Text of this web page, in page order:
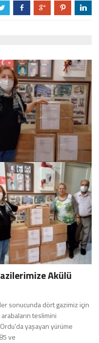
b c d j
Akülü
sonucunda dört gazimiz için
arabaların teslimini
yaşayan yürüme
ve